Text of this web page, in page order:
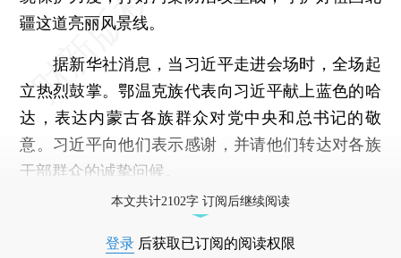
疆这道亮丽风景线。
据新华社消息，当习近平走进会场时，全场起
立热烈鼓掌。鄂温克族代表向习近平献上蓝色的哈
达，表达内蒙古各族群众对党中央和总书记的敬
意。习近平向他们表示感谢，并请他们转达对各族
干部群众的诚挚问候。
本文共计2102字 订阅后继续阅读
登录 后获取已订阅的阅读权限